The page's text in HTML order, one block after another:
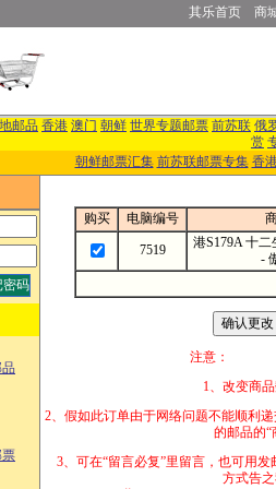
其乐首页 商
邮品 香港 澳门 朝鲜 世界专题邮票 前苏联 俄
赏
朝鲜邮票汇集 前苏联邮票专集 香
购买 电脑编号
7519
港S179A 十
-
注意：
1、改变商品数量和减
2、假如此订单由于
的邮品的“
3、可在“留言必复”
方式告